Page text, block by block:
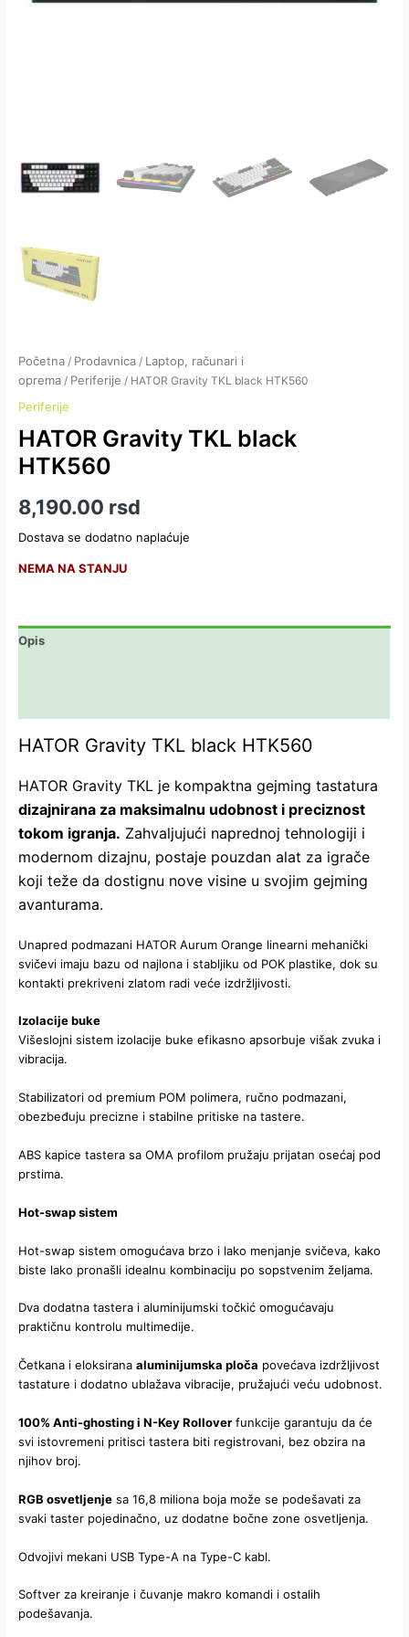
Početna / Prodavnica / Laptop, računari i
oprema / Periferije / HATOR Gravity TKL black HTK560
Periferije
HATOR Gravity TKL black
HTK560
8,190.00 rsd
Dostava se dodatno naplaćuje
NEMA NA STANJU
Opis
HATOR Gravity TKL black HTK560
HATOR Gravity TKL je kompaktna gejming tastatura
dizajnirana za maksimalnu udobnost i preciznost
tokom igranja. Zahvaljujući naprednoj tehnologiji i
modernom dizajnu, postaje pouzdan alat za igrače
koji teže da dostignu nove visine u svojim gejming
avanturama.
Unapred podmazani HATOR Aurum Orange linearni mehanički
svičevi imaju bazu od najlona i stabljiku od POK plastike, dok su
kontakti prekriveni zlatom radi veće izdržljivosti.
Izolacije buke
Višeslojni sistem izolacije buke efikasno apsorbuje višak zvuka i
vibracija.
Stabilizatori od premium POM polimera, ručno podmazani,
obezbeđuju precizne i stabilne pritiske na tastere.
ABS kapice tastera sa OMA profilom pružaju prijatan osećaj pod
prstima.
Hot-swap sistem
Hot-swap sistem omogućava brzo i lako menjanje svičeva, kako
biste lako pronašli idealnu kombinaciju po sopstvenim željama.
Dva dodatna tastera i aluminijumski točkić omogućavaju
praktičnu kontrolu multimedije.
Četkana i eloksiranaaluminijumska ploča povećava izdržljivost
tastature i dodatno ublažava vibracije, pružajući veću udobnost.
100% Anti-ghosting i N-Key Rollover funkcije garantuju da će
svi istovremeni pritisci tastera biti registrovani, bez obzira na
njihov broj.
RGB osvetljenje sa 16,8 miliona boja može se podešavati za
svaki taster pojedinačno, uz dodatne bočne zone osvetljenja.
Odvojivi mekani USB Type-A na Type-C kabl.
Softver za kreiranje i čuvanje makro komandi i ostalih
podešavanja.